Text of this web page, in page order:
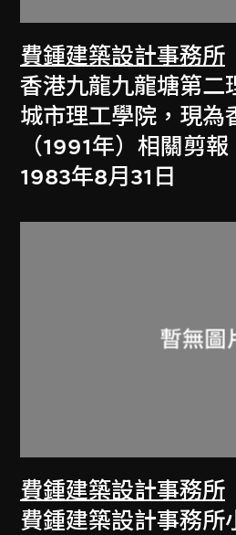
費鍾建築設計事務所
香港九龍九龍塘第二
城市理工學院，現為
（1991年）相關剪報
1983年8月31日
費鍾建築設計事務所
費鍾建築設計事務所